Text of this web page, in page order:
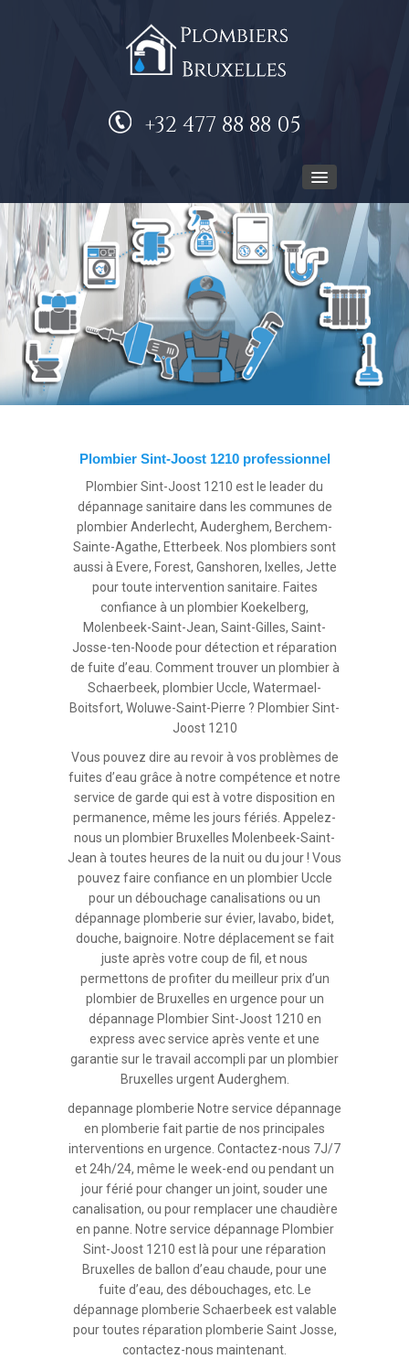
+32 477 88 88 05
ACCUEIL
PLOMBIER
NOS SERVICES
DEVIS GRATUIT
Plombier Sint-Joost 1210 professionnel
Plombier Sint-Joost 1210 est le leader du
dépannage sanitaire dans les communes de
plombier Anderlecht, Auderghem, Berchem-
Sainte-Agathe, Etterbeek. Nos plombiers sont
aussi à Evere, Forest, Ganshoren, Ixelles, Jette
pour toute intervention sanitaire. Faites
confiance à un plombier Koekelberg,
Molenbeek-Saint-Jean, Saint-Gilles, Saint-
Josse-ten-Noode pour détection et réparation
de fuite d’eau. Comment trouver un plombier à
Schaerbeek, plombier Uccle, Watermael-
Boitsfort, Woluwe-Saint-Pierre ? Plombier Sint-
Joost 1210
Vous pouvez dire au revoir à vos problèmes de
fuites d’eau grâce à notre compétence et notre
service de garde qui est à votre disposition en
permanence, même les jours fériés. Appelez-
nous un plombier Bruxelles Molenbeek-Saint-
Jean à toutes heures de la nuit ou du jour ! Vous
pouvez faire confiance en un plombier Uccle
pour un débouchage canalisations ou un
dépannage plomberie sur évier, lavabo, bidet,
douche, baignoire. Notre déplacement se fait
juste après votre coup de fil, et nous
permettons de profiter du meilleur prix d’un
plombier de Bruxelles en urgence pour un
dépannage Plombier Sint-Joost 1210 en
express avec service après vente et une
garantie sur le travail accompli par un plombier
Bruxelles urgent Auderghem.
depannage plomberie Notre service dépannage
en plomberie fait partie de nos principales
interventions en urgence. Contactez-nous 7J/7
et 24h/24, même le week-end ou pendant un
jour férié pour changer un joint, souder une
canalisation, ou pour remplacer une chaudière
en panne. Notre service dépannage Plombier
Sint-Joost 1210 est là pour une réparation
Bruxelles de ballon d’eau chaude, pour une
fuite d’eau, des débouchages, etc. Le
dépannage plomberie Schaerbeek est valable
pour toutes réparation plomberie Saint Josse,
contactez-nous maintenant.